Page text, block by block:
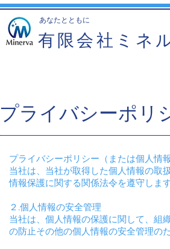
有限会社ミネ
​あなたとともに
プライバシーポリ
プライバシーポリシー（または個人情
当社は、当社が取得した個人情報の取
情報保護に関する関係法令を遵守します
２.個人情報の安全管理
当社は、個人情報の保護に関して、組
の防止その他の個人情報の安全管理の